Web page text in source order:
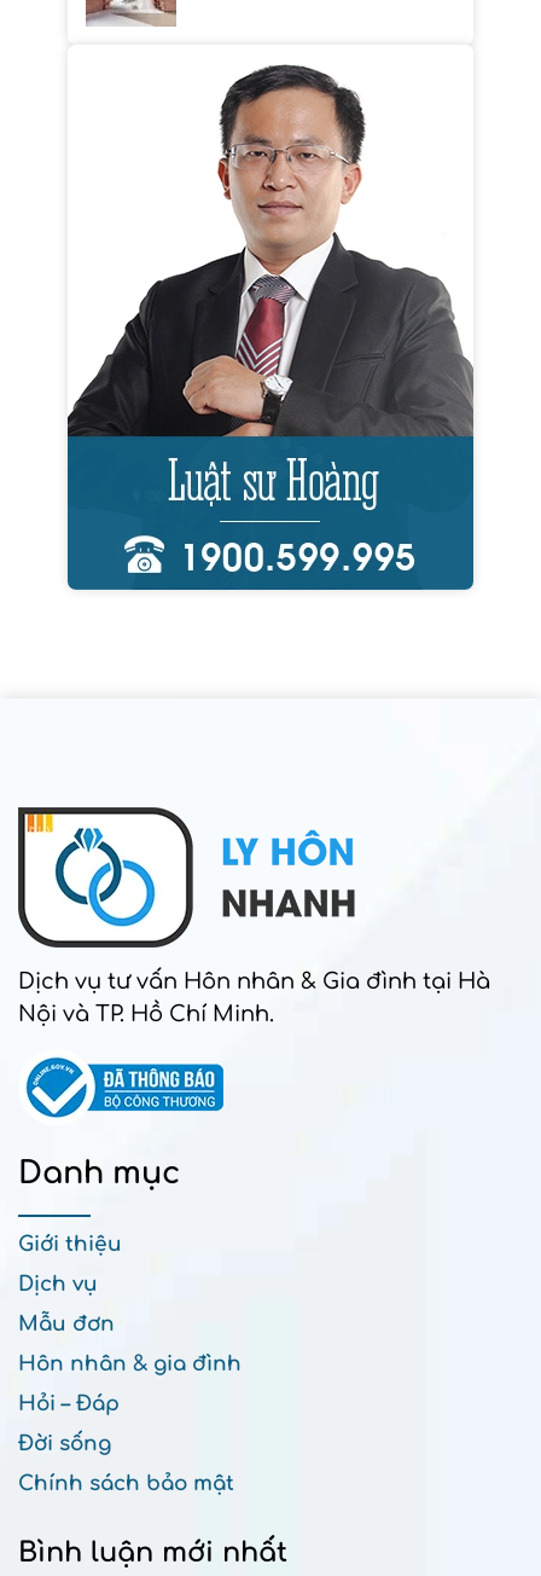
Dịch vụ tư vấn Hôn nhân & Gia đình tại Hà
Nội và TP. Hồ Chí Minh.
Danh mục
Giới thiệu
Dịch vụ
Mẫu đơn
Hôn nhân & gia đình
Hỏi – Đáp
Đời sống
Chính sách bảo mật
Bình luận mới nhất